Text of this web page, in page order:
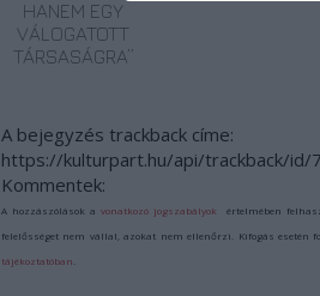
HANEM EGY
VÁLOGATOTT
TÁRSASÁGRA”
A bejegyzés trackback címe:
https://kulturpart.hu/api/trackback/id/
Kommentek:
A hozzászólások avonatkozó jogszabályok értelmében
felelősséget nem vállal, azokat nem ellenőrzi. Kifogás esetén
tájékoztatóban